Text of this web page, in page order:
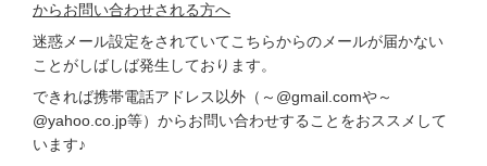
からお問い合わせされる方へ
迷惑メール設定をされていてこちらからのメールが届かない
ことがしばしば発生しております。
できれば携帯電話アドレス以外（～@gmail.comや～
@yahoo.co.jp等）からお問い合わせすることをおススメして
います♪